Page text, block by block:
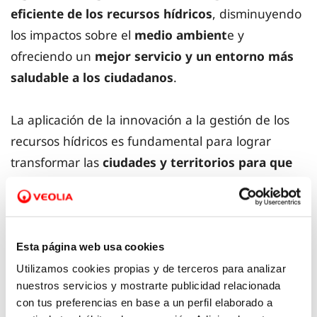
Esta página web usa cookies
Utilizamos cookies propias y de terceros para analizar
nuestros servicios y mostrarte publicidad relacionada
con tus preferencias en base a un perfil elaborado a
eficiente de los recursos hídricos, disminuyendo
los impactos sobre el medio ambiente y
ofreciendo un mejor servicio y un entorno más
saludable a los ciudadanos.
La aplicación de la innovación a la gestión de los
recursos hídricos es fundamental para lograr
transformar las ciudades y territorios para que
y estar preparados ante
retos como el
, que nos hace
extremos (sequías e inundaciones) y a la escasez
de agua.
Trabajamos continuamente para mejorar nuestro